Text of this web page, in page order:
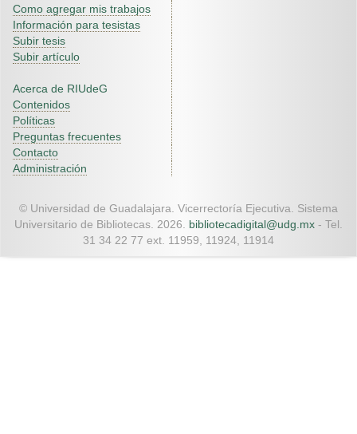
Como agregar mis trabajos
Información para tesistas
Subir tesis
Subir artículo
Acerca de RIUdeG
Contenidos
Políticas
Preguntas frecuentes
Contacto
Administración
© Universidad de Guadalajara. Vicerrectoría Ejecutiva. Sistema
Universitario de Bibliotecas. 2026. bibliotecadigital@udg.mx - Tel.
31 34 22 77 ext. 11959, 11924, 11914